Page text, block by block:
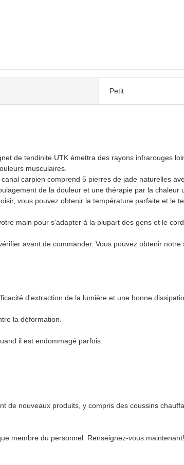
Petit
de tendinite UTK émettra des rayons infrarouges
musculaires.
carpien comprend 5 pierres de jade naturelles
de la douleur et une thérapie par la chaleur
vous pouvez obtenir la température parfaite et le
main pour s'adapter à la plupart des gens et le
avant de commander. Vous pouvez obtenir notre
d'extraction de la lumière et une bonne
la déformation.
il est endommagé parfois.
de nouveaux produits, y compris des coussins
membre du personnel. Renseignez-vous maintenant!